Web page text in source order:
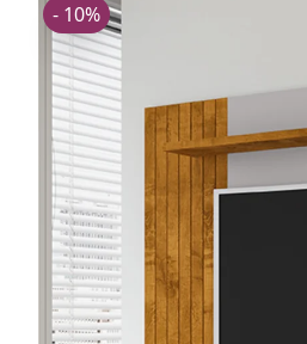
- 10%